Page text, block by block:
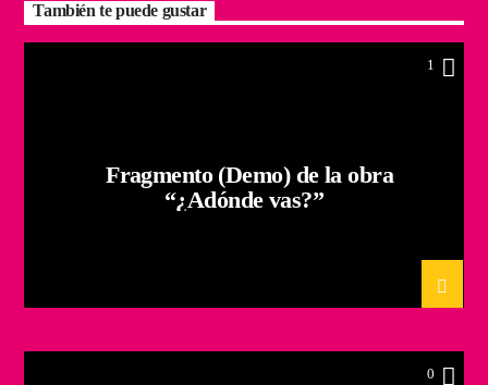
También te puede gustar
1
Fragmento (Demo) de la obra
“¿Adónde vas?”
0